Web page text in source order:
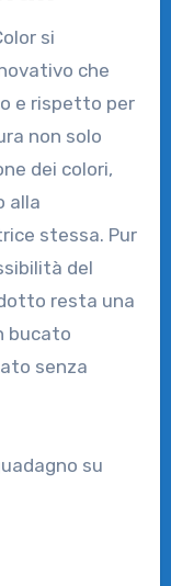
si
che
e rispetto per
non solo
dei colori,
alla
stessa. Pur
del
resta una
bucato
senza
su